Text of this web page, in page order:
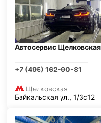
Автосервис Щелковская
+7 (495) 162-90-81
Щелковская
Байкальская ул., 1/3с12